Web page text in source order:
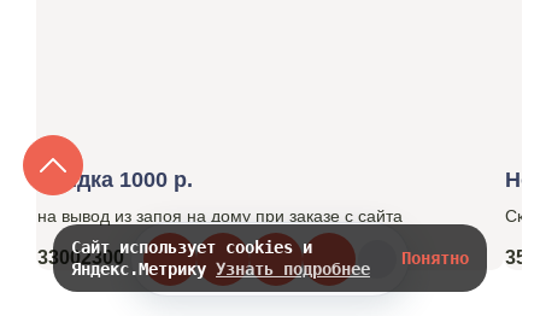
Скидка 1000 р.
на вывод из запоя на дому при заказе с сайта
33002300
Сайт использует cookies и
Яндекс.Метрику Узнать подробнее
Понятно